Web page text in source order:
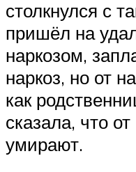
столкнулся с
пришёл на
наркозом,
наркоз, но от
как
сказала, что
умирают.